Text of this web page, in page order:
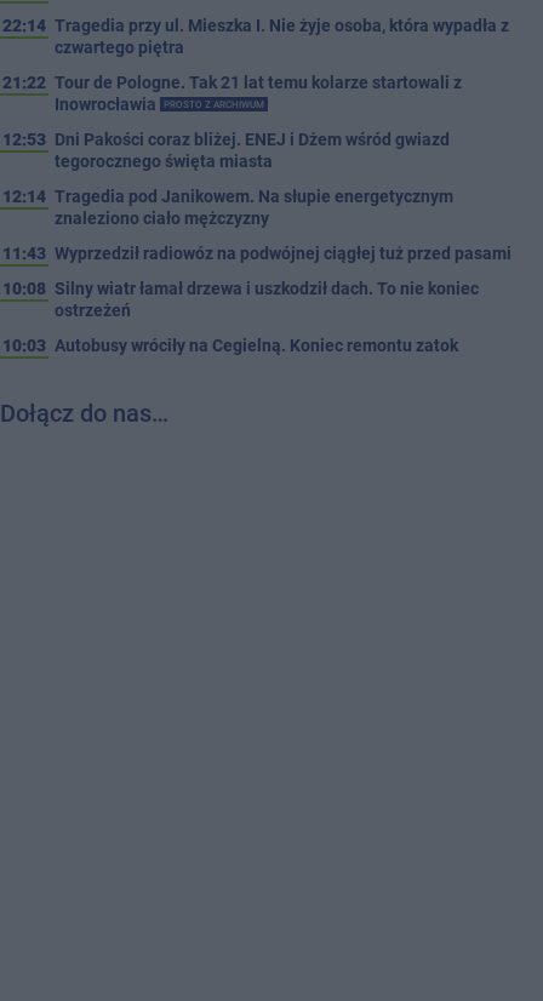
22:14 Tragedia przy ul. Mieszka I. Nie żyje osoba, która wypadła z
czwartego piętra
21:22 Tour de Pologne. Tak 21 lat temu kolarze startowali z
Inowrocławia
PROSTO Z ARCHIWUM
12:53 Dni Pakości coraz bliżej. ENEJ i Dżem wśród gwiazd
tegorocznego święta miasta
12:14 Tragedia pod Janikowem. Na słupie energetycznym
znaleziono ciało mężczyzny
11:43 Wyprzedził radiowóz na podwójnej ciągłej tuż przed pasami
10:08 Silny wiatr łamał drzewa i uszkodził dach. To nie koniec
ostrzeżeń
10:03 Autobusy wróciły na Cegielną. Koniec remontu zatok
Dołącz do nas…